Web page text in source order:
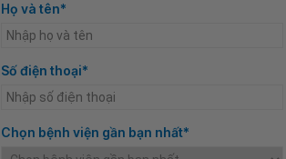
Họ và tên*
Số điện thoại*
Chọn bệnh viện gần bạn nhất*